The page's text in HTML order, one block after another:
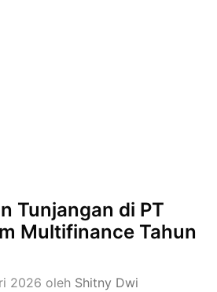
Tunjangan di PT
Multifinance Tahun
2026 oleh Shitny Dwi